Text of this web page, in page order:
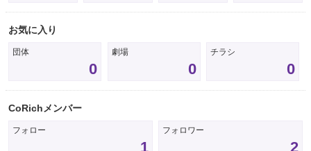
お気に入り
団体
0
劇場
0
チラシ
0
CoRichメンバー
フォロー
1
フォロワー
2